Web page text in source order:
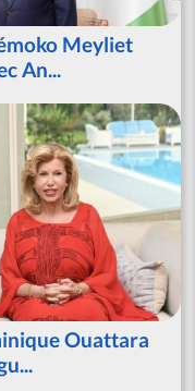
Meyliet
An...
Ouattara